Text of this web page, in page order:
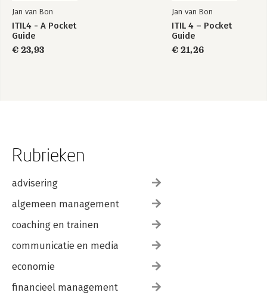
Jan van Bon
ITIL4 - A Pocket
Guide
€ 23,93
Jan van Bon
ITIL 4 – Pocket
Guide
€ 21,26
Rubrieken
advisering
algemeen management
coaching en trainen
communicatie en media
economie
financieel management